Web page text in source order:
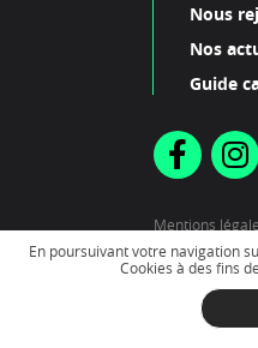
Nous
Nos
Guide
Mentions
Plan du site
En poursuivant votre navigation
Cookies à des fins